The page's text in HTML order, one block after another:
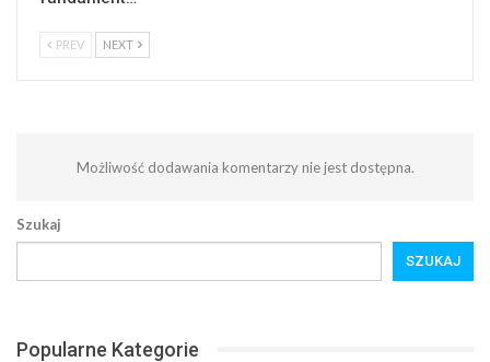
PREV NEXT
Możliwość dodawania komentarzy nie jest dostępna.
Szukaj
SZUKAJ
Popularne Kategorie